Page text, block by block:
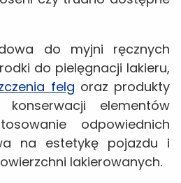
do myjni ręcznych
do pielęgnacji lakieru,
felg oraz produkty
elementów
odpowiednich
na estetykę pojazdu i
lakierowanych.